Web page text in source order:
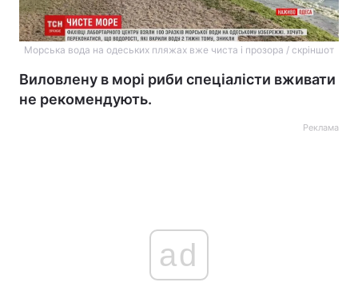
Морська вода на одеських пляжах вже чиста і прозора / скріншот
Виловлену в морі риби спеціалісти вживати
не рекомендують.
Реклама
ad